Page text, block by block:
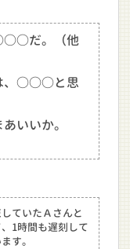
だ。（他
、○○○と思
いいか。
ていたＡさんと
1時間も遅刻して
す。